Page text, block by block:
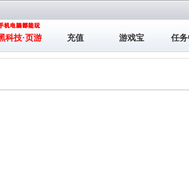
科技·页游 充值 游戏宝 任